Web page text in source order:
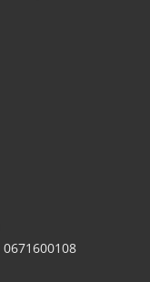
0671600108